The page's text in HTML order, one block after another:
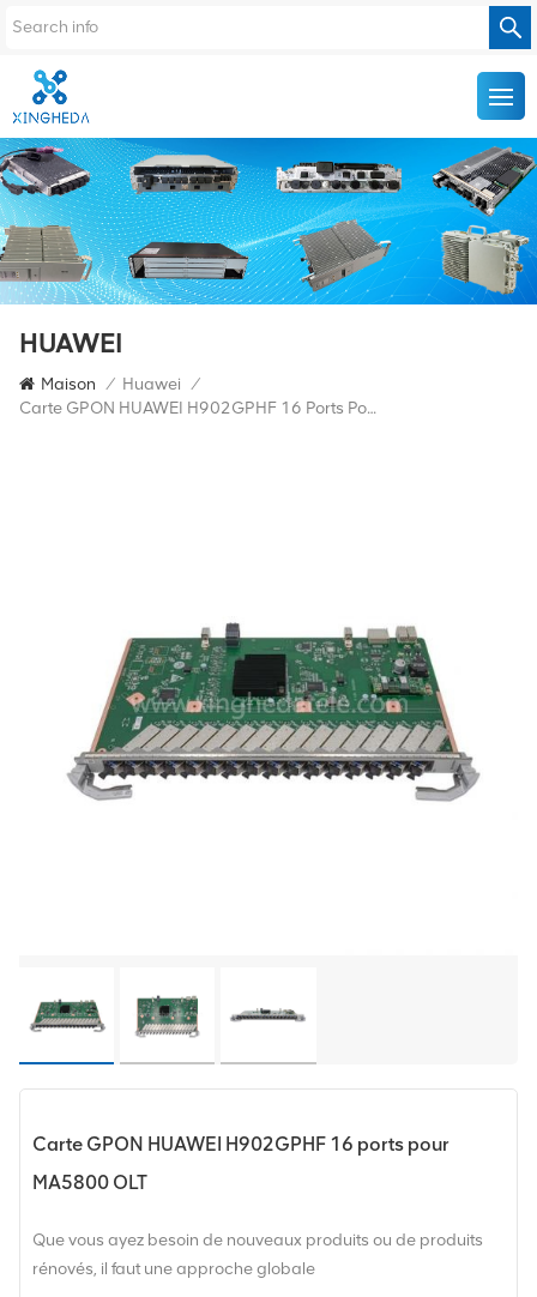
HUAWEI
Maison / Huawei /
Carte GPON HUAWEI H902GPHF 16 Ports Pour MA5800 OLT
Carte GPON HUAWEI H902GPHF 16 ports pour
MA5800 OLT
Que vous ayez besoin de nouveaux produits ou de produits
rénovés, il faut une approche globale